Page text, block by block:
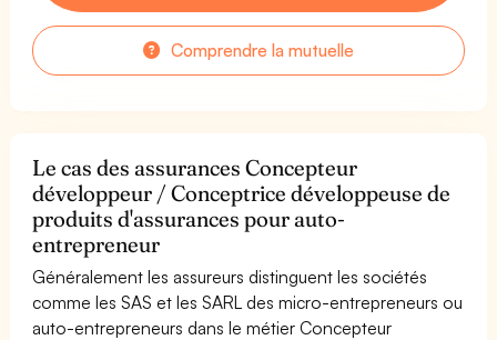
Comprendre la mutuelle
Le cas des assurances Concepteur
développeur / Conceptrice développeuse de
produits d'assurances pour auto-
entrepreneur
Généralement les assureurs distinguent les sociétés
comme les SAS et les SARL des micro-entrepreneurs ou
auto-entrepreneurs dans le métier Concepteur